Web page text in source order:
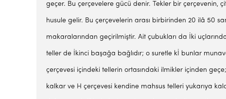
geçer. Bu çerçevelere gücü denir. Tekler bir çerçevenin,
husule gelir. Bu çerçevelerin arası birbirinden 20 ilâ 50
makaralarından geçirilmiştir. Ait çubukları da İki
teller de İkinci başağa bağlıdır; o su­retle kİ bunlar
çerçevesi içindeki tellerin ortasındaki ilmikler içinden
kalkar ve H çerçevesi kendine mahsus telleri yukarıya